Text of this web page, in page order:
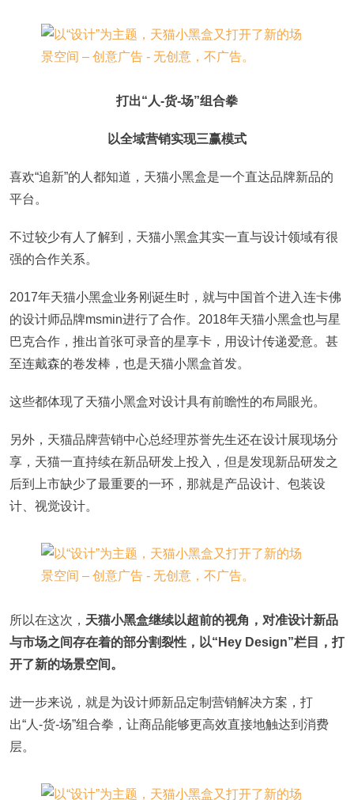
打出“人-货-场”组合拳
以全域营销实现三赢模式
喜欢“追新”的人都知道，天猫小黑盒是一个直达品牌新品的
平台。
不过较少有人了解到，天猫小黑盒其实一直与设计领域有很
强的合作关系。
2017年天猫小黑盒业务刚诞生时，就与中国首个进入连卡佛
的设计师品牌msmin进行了合作。2018年天猫小黑盒也与星
巴克合作，推出首张可录音的星享卡，用设计传递爱意。甚
至连戴森的卷发棒，也是天猫小黑盒首发。
这些都体现了天猫小黑盒对设计具有前瞻性的布局眼光。
另外，天猫品牌营销中心总经理苏誉先生还在设计展现场分
享，天猫一直持续在新品研发上投入，但是发现新品研发之
后到上市缺少了最重要的一环，那就是产品设计、包装设
计、视觉设计。
所以在这次， 天猫小黑盒继续以超前的视角，对准设计新品
与市场之间存在着的部分割裂性，以“Hey Design”栏目，打
开了新的场景空间。
进一步来说，就是为设计师新品定制营销解决方案，打
出“人-货-场”组合拳，让商品能够更高效直接地触达到消费
层。